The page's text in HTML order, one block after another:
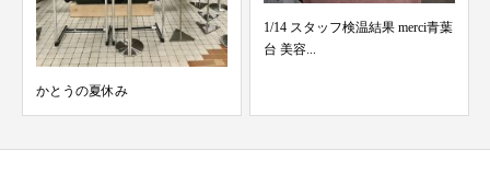
1/14 スタッフ検温結果 merci青葉
台 美容...
1/31 スタッフ検温結果 merci青葉
台 美容...